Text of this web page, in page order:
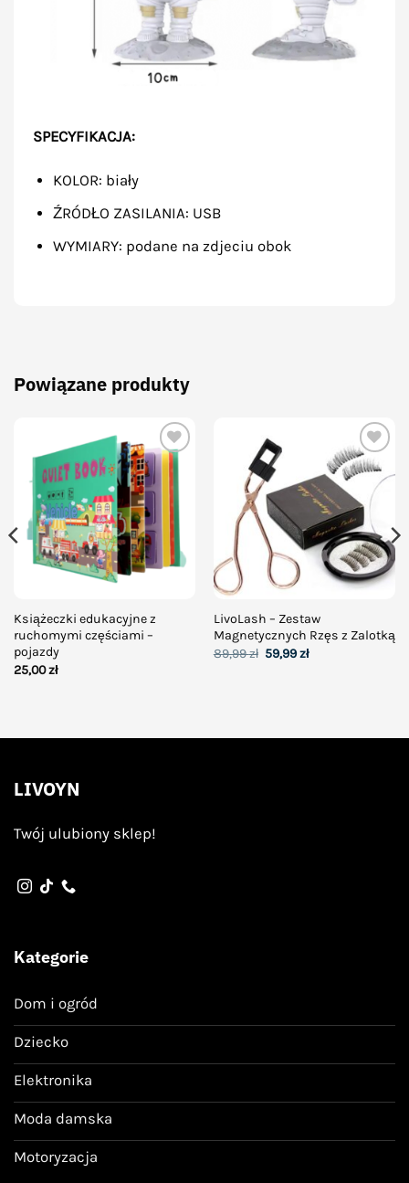
SPECYFIKACJA:
KOLOR: biały
ŹRÓDŁO ZASILANIA: USB
WYMIARY: podane na zdjeciu obok
Powiązane produkty
Add to
wishlist
Książeczki edukacyjne z
ruchomymi częściami –
pojazdy
25,00zł
Add to
wishlist
LivoLash – Zestaw
Magnetycznych Rzęs z Zalotką
89,99zł Pierwotna
59,99złAktualna
LIVOYN
Twój ulubiony sklep!
Kategorie
Dom i ogród
Dziecko
Elektronika
Moda damska
Motoryzacja